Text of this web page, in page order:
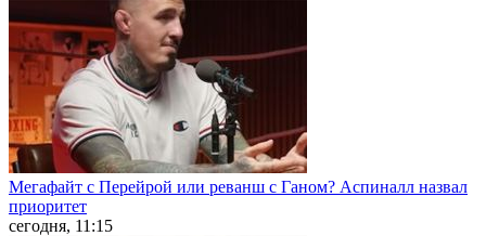
Мегафайт с Перейрой или реванш с Ганом? Аспиналл назвал
приоритет
сегодня, 11:15